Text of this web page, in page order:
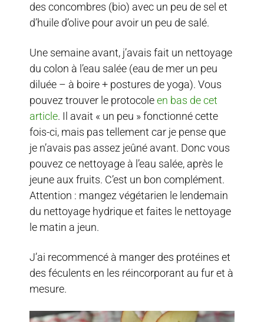
des concombres (bio) avec un peu de sel et
d’huile d’olive pour avoir un peu de salé.
Une semaine avant, j’avais fait un nettoyage
du colon à l’eau salée (eau de mer un peu
diluée – à boire + postures de yoga). Vous
pouvez trouver le protocoleen bas de cet
article. Il avait « un peu » fonctionné cette
fois-ci, mais pas tellement car je pense que
je n’avais pas assez jeûné avant. Donc vous
pouvez ce nettoyage à l’eau salée, après le
jeune aux fruits. C’est un bon complément.
Attention : mangez végétarien le lendemain
du nettoyage hydrique et faites le nettoyage
le matin a jeun.
J’ai recommencé à manger des protéines et
des féculents en les réincorporant au fur et à
mesure.